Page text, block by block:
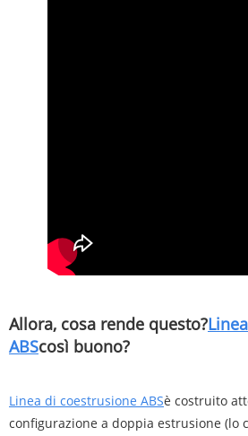
Allora, cosa rende questo?
ABScosì buono?
Linea di coestrusione ABSè costruito
configurazione a doppia estrusione (lo